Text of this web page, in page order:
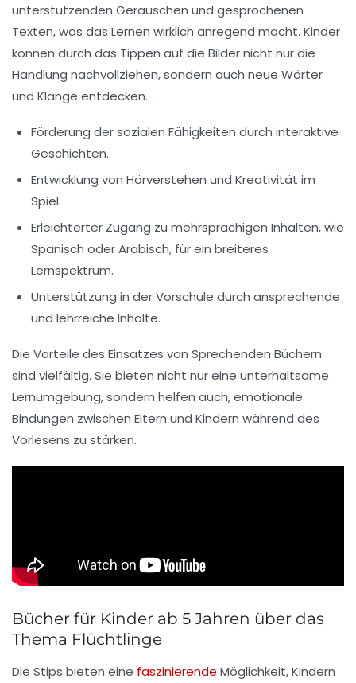
unterstützenden Geräuschen und gesprochenen
Texten, was das Lernen wirklich anregend macht. Kinder
können durch das Tippen auf die Bilder nicht nur die
Handlung nachvollziehen, sondern auch neue Wörter
und Klänge entdecken.
Förderung dersozialen Fähigkeiten durch interaktive
Geschichten.
Entwicklung von Hörverstehen und Kreativität im
Spiel.
Erleichterter Zugang zu mehrsprachigen Inhalten, wie
Spanisch oderArabisch, für ein breiteres
Lernspektrum.
Unterstützung in derVorschule durch ansprechende
und lehrreiche Inhalte.
Die Vorteile des Einsatzes von Sprechenden Büchern
sind vielfältig. Sie bieten nicht nur eine unterhaltsame
Lernumgebung, sondern helfen auch,emotionale
Bindungen zwischen Eltern und Kindern während des
Vorlesens zu stärken.
Bücher für Kinder ab 5 Jahren über das
Thema Flüchtlinge
Die Stips bieten eine faszinierende Möglichkeit, Kindern